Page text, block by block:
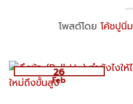
โพสต์โดย โค้ชปูนิ่ม
26
Feb